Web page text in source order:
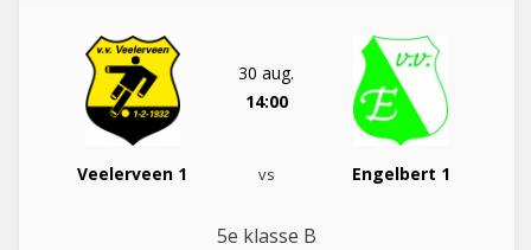
Veelerveen 1
30 aug.
14:00
vs Engelbert 1
5e klasse B